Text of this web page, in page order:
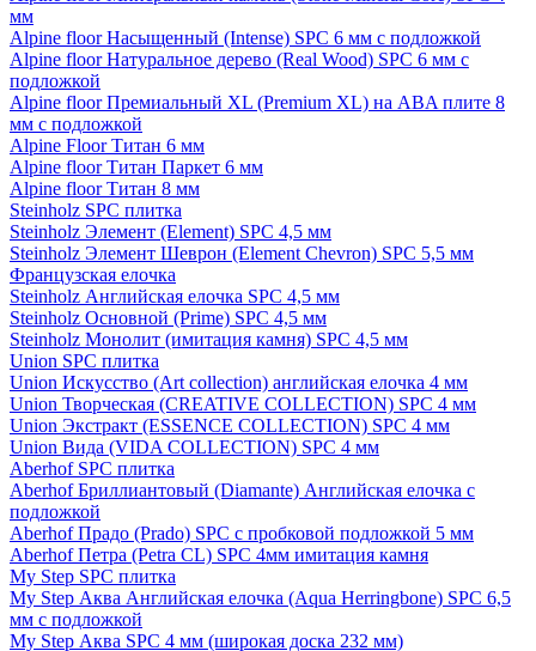
мм
Alpine floor Насыщенный (Intense) SPC 6 мм с подложкой
Alpine floor Натуральное дерево (Real Wood) SPC 6 мм с
подложкой
Alpine floor Премиальный XL (Premium XL) на ABA плите 8
мм с подложкой
Alpine Floor Титан 6 мм
Alpine floor Титан Паркет 6 мм
Alpine floor Титан 8 мм
Steinholz SPC плитка
Steinholz Элемент (Element) SPC 4,5 мм
Steinholz Элемент Шеврон (Element Chevron) SPC 5,5 мм
Французская елочка
Steinholz Английская елочка SPC 4,5 мм
Steinholz Основной (Prime) SPC 4,5 мм
Steinholz Монолит (имитация камня) SPC 4,5 мм
Union SPC плитка
Union Искусство (Art collection) английская елочка 4 мм
Union Творческая (CREATIVE COLLECTION) SPC 4 мм
Union Экстракт (ESSENCE COLLECTION) SPC 4 мм
Union Вида (VIDA COLLECTION) SPC 4 мм
Aberhof SPC плитка
Aberhof Бриллиантовый (Diamante) Английская елочка с
подложкой
Aberhof Прадо (Prado) SPC с пробковой подложкой 5 мм
Aberhof Петра (Petra CL) SPC 4мм имитация камня
My Step SPC плитка
My Step Аква Английская елочка (Aqua Herringbone) SPC 6,5
мм с подложкой
My Step Аква SPC 4 мм (широкая доска 232 мм)